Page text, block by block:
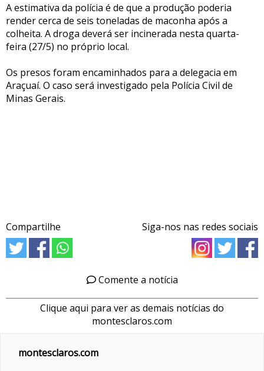
A estimativa da polícia é de que a produção poderia
render cerca de seis toneladas de maconha após a
colheita. A droga deverá ser incinerada nesta quarta-
feira (27/5) no próprio local.
Os presos foram encaminhados para a delegacia em
Araçuaí. O caso será investigado pela Polícia Civil de
Minas Gerais.
Compartilhe Siga-nos nas redes sociais
Comente a notícia
Clique aqui para ver as demais notícias do
montesclaros.com
montesclaros.com